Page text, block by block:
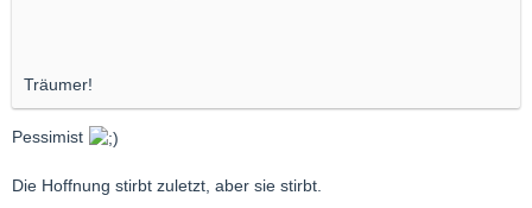
Träumer!
Pessimist
Die Hoffnung stirbt zuletzt, aber sie stirbt.